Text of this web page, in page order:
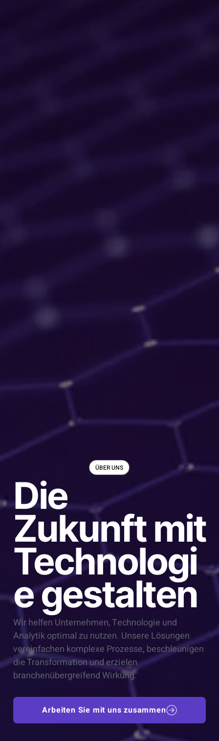
ÜBER UNS
Die
Zukunft mit
Technologi
e gestalten
Wir helfen Unternehmen, Technologie und
Analytik optimal zu nutzen. Unsere Lösungen
vereinfachen komplexe Prozesse, beschleunigen
die Transformation und erzielen
branchenübergreifend Wirkung.
Arbeiten Sie mit uns zusammen